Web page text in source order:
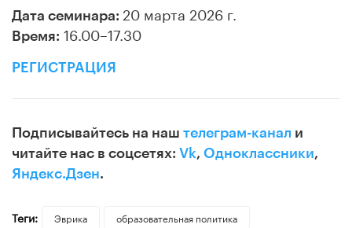
Дата семинара: 20 марта 2026 г.
Время: 16.00–17.30
РЕГИСТРАЦИЯ
Подписывайтесь на наш телеграм-канал и
читайте нас в соцсетях: Vk, Одноклассники,
Яндекс.Дзен.
Теги: Эврика
образовательная политика